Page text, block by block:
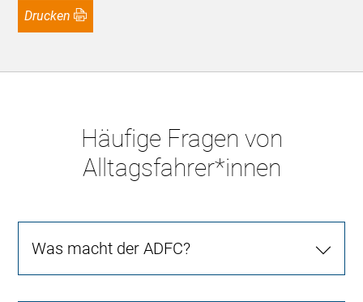
Drucken
Häufige Fragen von
Alltagsfahrer*innen
Was macht der ADFC?